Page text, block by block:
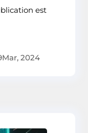
est
2024